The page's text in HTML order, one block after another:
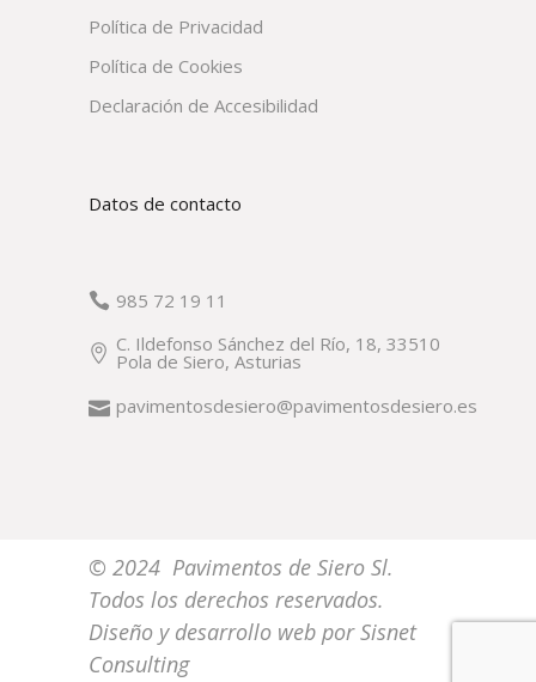
Política de Privacidad
Política de Cookies
Declaración de Accesibilidad
Datos de contacto
985 72 19 11
C. Ildefonso Sánchez del Río, 18, 33510
Pola de Siero, Asturias
pavimentosdesiero@pavimentosdesiero.es
© 2024 Pavimentos de Siero Sl.
Todos los derechos reservados.
Diseño y desarrollo web porSisnet
Consulting